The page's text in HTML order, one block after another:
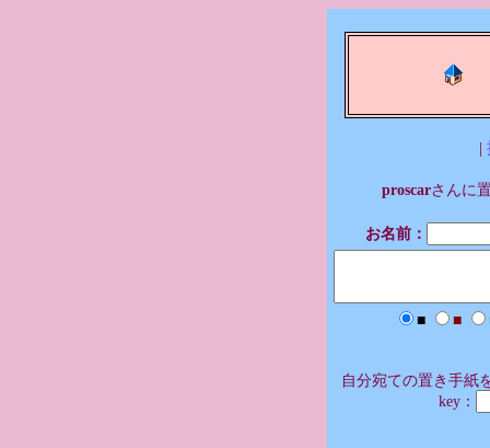
|
proscarさんに
お名前：
■ ■
自分宛ての置き手紙
key：